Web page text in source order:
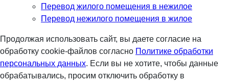
Перевод жилого помещения в нежилое
Перевод нежилого помещения в жилое
Продолжая использовать сайт, вы даете согласие на
обработку cookie-файлов согласно Политике обработки
персональных данных. Если вы не хотите, чтобы данные
обрабатывались, просим отключить обработку в